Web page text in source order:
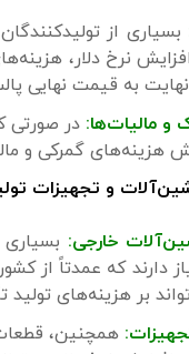
بسیاری از
نرخ دلار،
به قیمت نهایی
و مالیات‌ها: در صورتی
هزینه‌های گمرکی و
خارجی:
دارند که عمدتاً از
بر هزینه‌های تولید
همچنین، قطعات